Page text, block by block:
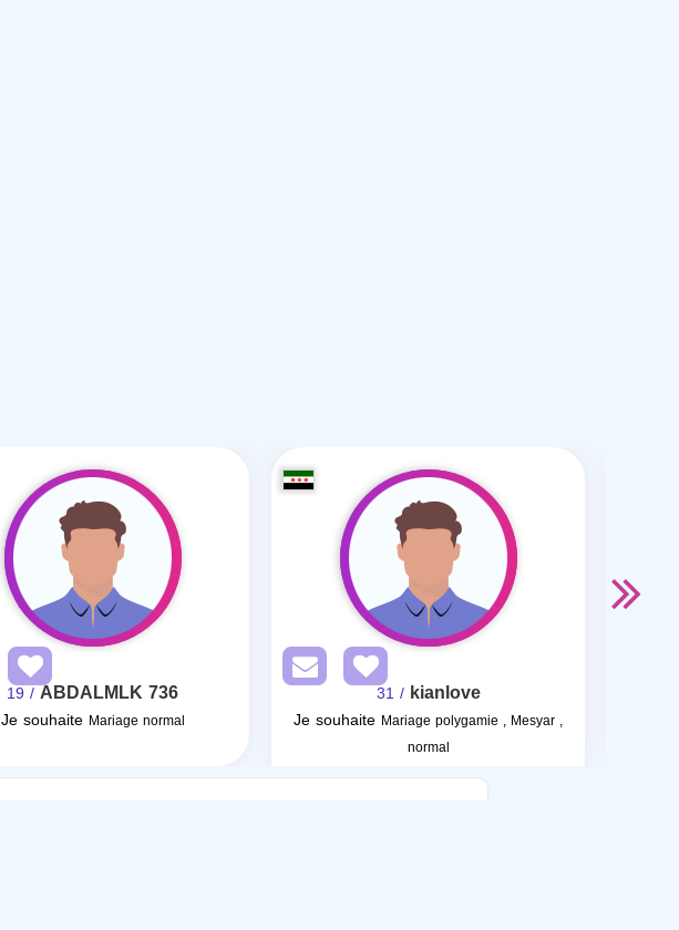
ABDALMLK 736
/ 19
Je souhaite Mariage normal
kianlove
/ 31
Je souhaite Mariage polygamie , Mesyar ,
normal